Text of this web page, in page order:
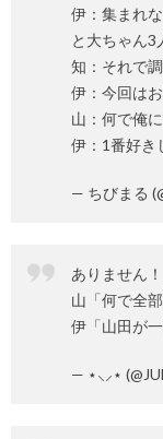
伊：集まれ
と大ちゃん
知：それで
伊：今回は
山：何で俺
伊：1番好き
— ちびまる
ありません！
山「何で全
伊「山田が
— ⋆⸜⸝⋆